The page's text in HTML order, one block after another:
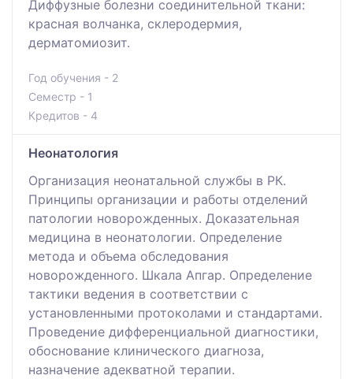
Диффузные болезни соединительной ткани:
красная волчанка, склеродермия,
дерматомиозит.
Год обучения - 2
Семестр - 1
Кредитов - 4
Неонатология
Организация неонатальной службы в РК.
Принципы организации и работы отделений
патологии новорожденных. Доказательная
медицина в неонатологии. Определение
метода и объема обследования
новорожденного. Шкала Апгар. Определение
тактики ведения в соответствии с
установленными протоколами и стандартами.
Проведение дифференциальной диагностики,
обоснование клинического диагноза,
назначение адекватной терапии.